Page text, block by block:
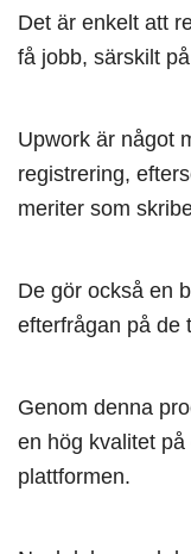
Det är enkelt att
få jobb, särskilt
Upwork är något
registrering,
meriter som
De gör också en
efterfrågan på de
Genom denna
en hög kvalitet
plattformen.